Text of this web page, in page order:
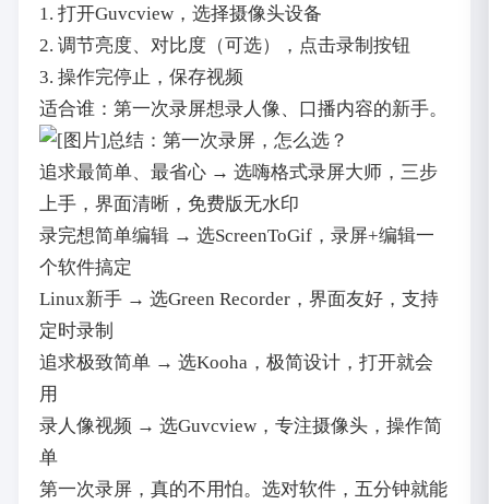
1. 打开Guvcview，选择摄像头设备
2. 调节亮度、对比度（可选），点击录制按钮
3. 操作完停止，保存视频
适合谁：第一次录屏想录人像、口播内容的新手。
总结：第一次录屏，怎么选？
追求最简单、最省心 → 选嗨格式录屏大师，三步
上手，界面清晰，免费版无水印
录完想简单编辑 → 选ScreenToGif，录屏+编辑一
个软件搞定
Linux新手 → 选Green Recorder，界面友好，支持
定时录制
追求极致简单 → 选Kooha，极简设计，打开就会
用
录人像视频 → 选Guvcview，专注摄像头，操作简
单
第一次录屏，真的不用怕。选对软件，五分钟就能